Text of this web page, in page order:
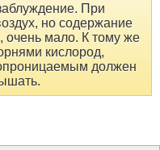
При
но содержание
очень мало. К тому же
кислород,
должен